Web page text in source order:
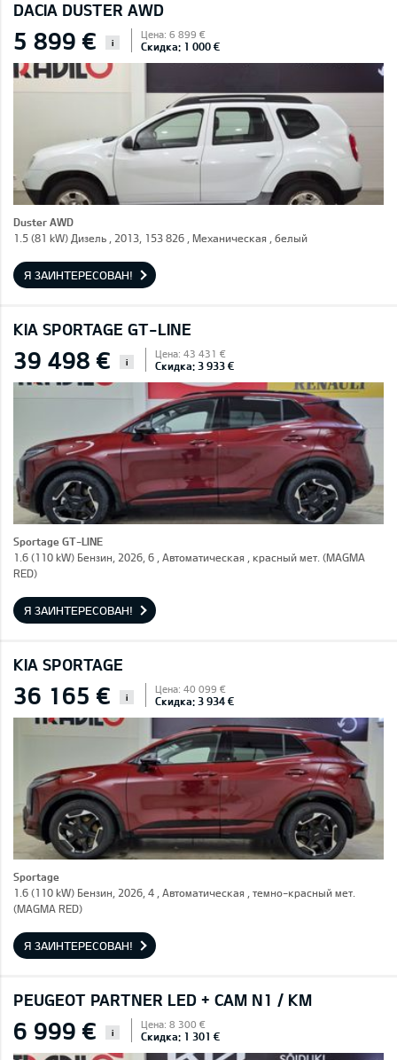
DACIA DUSTER AWD
5 899 € i
Цена: 6 899 €
Скидка: 1 000 €
Duster AWD
1.5 (81 kW) Дизель , 2013, 153 826 , Механическая , белый
Я ЗАИНТЕРЕСОВАН!
KIA SPORTAGE GT-LINE
39 498 € i
Цена: 43 431 €
Скидка: 3 933 €
Sportage GT-LINE
1.6 (110 kW) Бензин, 2026, 6 , Автоматическая , красный мет. (MAGMA
RED)
Я ЗАИНТЕРЕСОВАН!
KIA SPORTAGE
36 165 € i
Цена: 40 099 €
Скидка: 3 934 €
Sportage
1.6 (110 kW) Бензин, 2026, 4 , Автоматическая , темно-красный мет.
(MAGMA RED)
Я ЗАИНТЕРЕСОВАН!
PEUGEOT PARTNER LED + CAM N1 / KM
6 999 € i
Цена: 8 300 €
Скидка: 1 301 €